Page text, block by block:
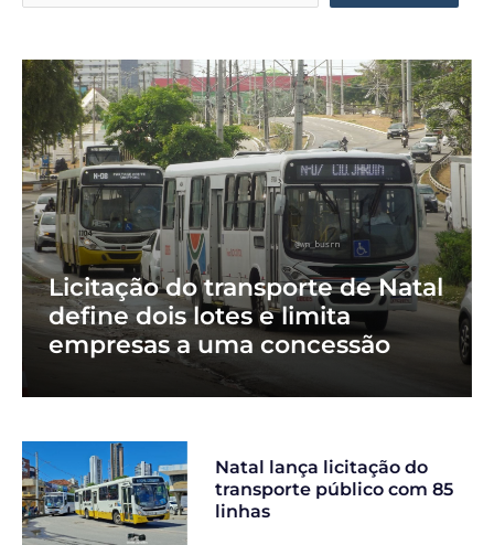
Licitação do transporte de Natal
define dois lotes e limita
empresas a uma concessão
Natal lança licitação do
transporte público com 85
linhas